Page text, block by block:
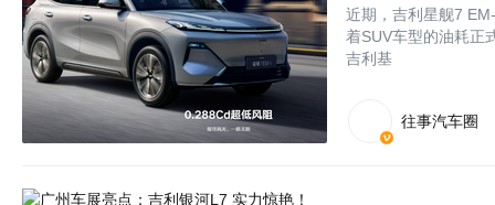
近期，吉利星舰7
着SUV车型的油耗正
吉利基
往事汽车圈